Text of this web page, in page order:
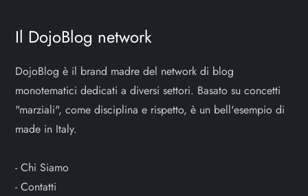
Il DojoBlog network
DojoBlog è il brand madre del network di blog
monotematici dedicati a diversi settori. Basato su concetti
"marziali", come disciplina e rispetto, è un bell'esempio di
made in Italy.
-Chi Siamo
-Contatti